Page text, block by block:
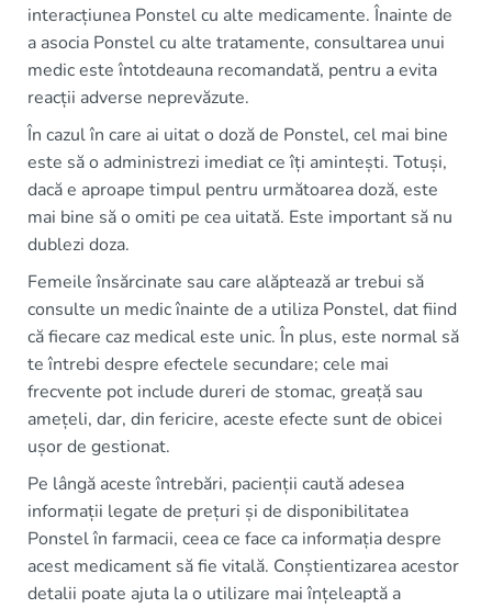
interacțiunea Ponstel cu alte medicamente. Înainte de
a asocia Ponstel cu alte tratamente, consultarea unui
medic este întotdeauna recomandată, pentru a evita
reacții adverse neprevăzute.
În cazul în care ai uitat o doză de Ponstel, cel mai bine
este să o administrezi imediat ce îți amintești. Totuși,
dacă e aproape timpul pentru următoarea doză, este
mai bine să o omiti pe cea uitată. Este important să nu
dublezi doza.
Femeile însărcinate sau care alăptează ar trebui să
consulte un medic înainte de a utiliza Ponstel, dat fiind
că fiecare caz medical este unic. În plus, este normal să
te întrebi despre efectele secundare; cele mai
frecvente pot include dureri de stomac, greață sau
amețeli, dar, din fericire, aceste efecte sunt de obicei
ușor de gestionat.
Pe lângă aceste întrebări, pacienții caută adesea
informații legate de prețuri și de disponibilitatea
Ponstel în farmacii, ceea ce face ca informația despre
acest medicament să fie vitală. Conștientizarea acestor
detalii poate ajuta la o utilizare mai înțeleaptă a